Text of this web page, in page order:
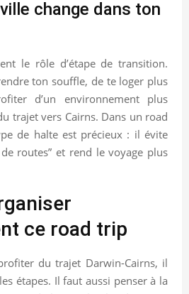
change dans ton
le rôle d’étape de transition.
ton souffle, de te loger plus
d’un environnement plus
trajet vers Cairns. Dans un road
de halte est précieux : il évite
de routes” et rend le voyage plus
ce road trip
du trajet Darwin-Cairns, il
étapes. Il faut aussi penser à la